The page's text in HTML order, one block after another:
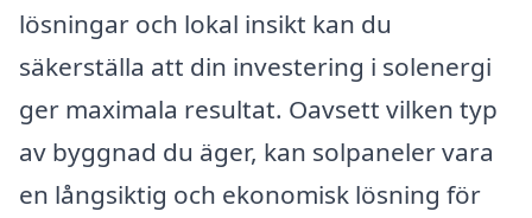
lösningar och lokal insikt kan du
säkerställa att din investering i solenergi
ger maximala resultat. Oavsett vilken typ
av byggnad du äger, kan solpaneler vara
en långsiktig och ekonomisk lösning för